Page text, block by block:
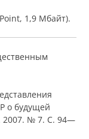
1,9 Мбайт).
о будущей
2007. № 7. С. 94—